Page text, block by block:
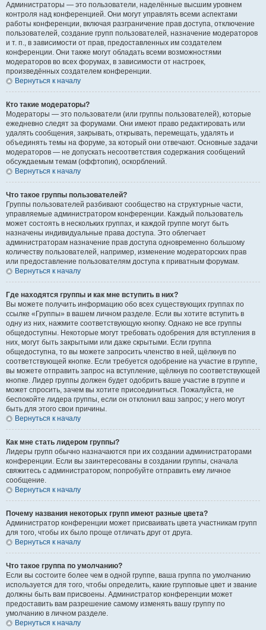
Администраторы — это пользователи, наделённые высшим уровнем
контроля над конференцией. Они могут управлять всеми аспектами
работы конференции, включая разграничение прав доступа, отключение
пользователей, создание групп пользователей, назначение модераторов
и т. п., в зависимости от прав, предоставленных им создателем
конференции. Они также могут обладать всеми возможностями
модераторов во всех форумах, в зависимости от настроек,
произведённых создателем конференции.
Вернуться к началу
Кто такие модераторы?
Модераторы — это пользователи (или группы пользователей), которые
ежедневно следят за форумами. Они имеют право редактировать или
удалять сообщения, закрывать, открывать, перемещать, удалять и
объединять темы на форуме, за который они отвечают. Основные задачи
модераторов — не допускать несоответствия содержания сообщений
обсуждаемым темам (оффтопик), оскорблений.
Вернуться к началу
Что такое группы пользователей?
Группы пользователей разбивают сообщество на структурные части,
управляемые администратором конференции. Каждый пользователь
может состоять в нескольких группах, и каждой группе могут быть
назначены индивидуальные права доступа. Это облегчает
администраторам назначение прав доступа одновременно большому
количеству пользователей, например, изменение модераторских прав
или предоставление пользователям доступа к приватным форумам.
Вернуться к началу
Где находятся группы и как мне вступить в них?
Вы можете получить информацию обо всех существующих группах по
ссылке «Группы» в вашем личном разделе. Если вы хотите вступить в
одну из них, нажмите соответствующую кнопку. Однако не все группы
общедоступны. Некоторые могут требовать одобрения для вступления в
них, могут быть закрытыми или даже скрытыми. Если группа
общедоступна, то вы можете запросить членство в ней, щёлкнув по
соответствующей кнопке. Если требуется одобрение на участие в группе,
вы можете отправить запрос на вступление, щёлкнув по соответствующей
кнопке. Лидер группы должен будет одобрить ваше участие в группе и
может спросить, зачем вы хотите присоединиться. Пожалуйста, не
беспокойте лидера группы, если он отклонил ваш запрос; у него могут
быть для этого свои причины.
Вернуться к началу
Как мне стать лидером группы?
Лидеры групп обычно назначаются при их создании администраторами
конференции. Если вы заинтересованы в создании группы, сначала
свяжитесь с администратором; попробуйте отправить ему личное
сообщение.
Вернуться к началу
Почему названия некоторых групп имеют разные цвета?
Администратор конференции может присваивать цвета участникам групп
для того, чтобы их было проще отличать друг от друга.
Вернуться к началу
Что такое группа по умолчанию?
Если вы состоите более чем в одной группе, ваша группа по умолчанию
используется для того, чтобы определить, какие групповые цвет и звание
должны быть вам присвоены. Администратор конференции может
предоставить вам разрешение самому изменять вашу группу по
умолчанию в личном разделе.
Вернуться к началу